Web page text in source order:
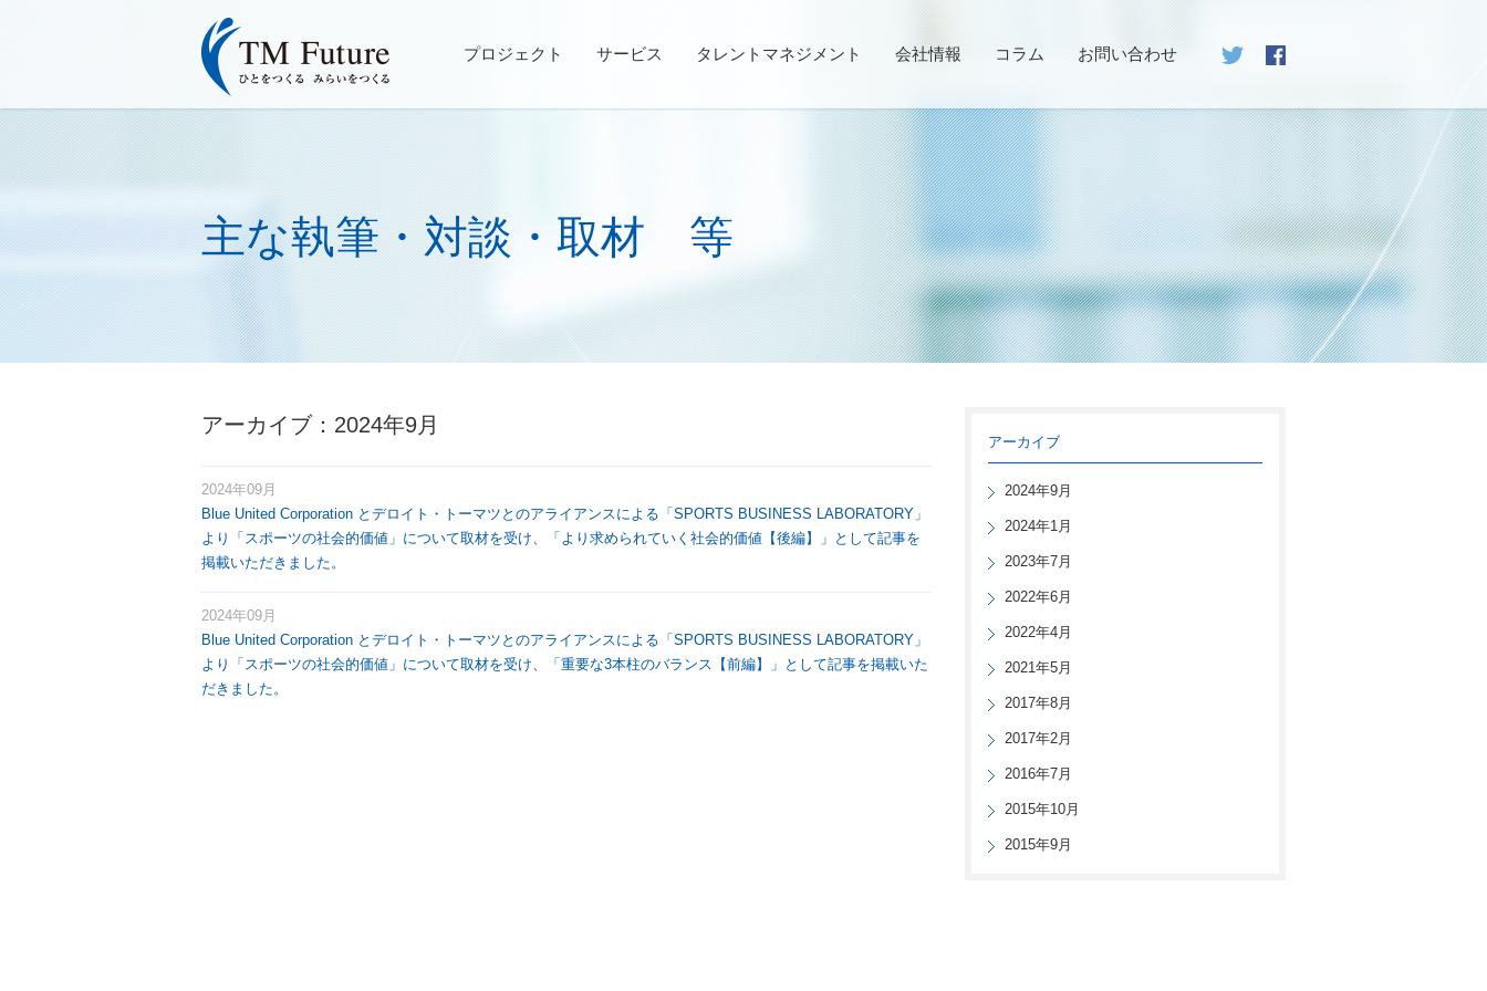
プロジェクト サービス タレントマネジメント 会社情報 コラム お問い合わせ
主な執筆・対談・取材 等
アーカイブ：2024年9月
2024年09月
Blue United Corporation とデロイト・トーマツとのアライアンスによる「SPORTS BUSINESS LABORATORY」
より「スポーツの社会的価値」について取材を受け、「より求められていく社会的価値【後編】」として記事を
掲載いただきました。
2024年09月
Blue United Corporation とデロイト・トーマツとのアライアンスによる「SPORTS BUSINESS LABORATORY」
より「スポーツの社会的価値」について取材を受け、「重要な3本柱のバランス【前編】」として記事を掲載いた
だきました。
アーカイブ
2024年9月
2024年1月
2023年7月
2022年6月
2022年4月
2021年5月
2017年8月
2017年2月
2016年7月
2015年10月
2015年9月